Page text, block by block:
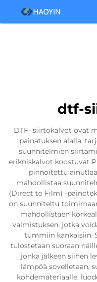
dtf-
DTF- siirtokalvot ovat
painatuksen alalla,
suunnitelmien
erikoiskalvot koostuvat
pinnoitettu
mahdollistaa
(Direct to Film) -
on suunniteltu
mahdollistaen
valmistuksen, jotka
tummiin kankaisiin.
tulostetaan suoraan
jonka jälkeen siihen
lämpöä sovelletaan,
kohdemateriaalle,